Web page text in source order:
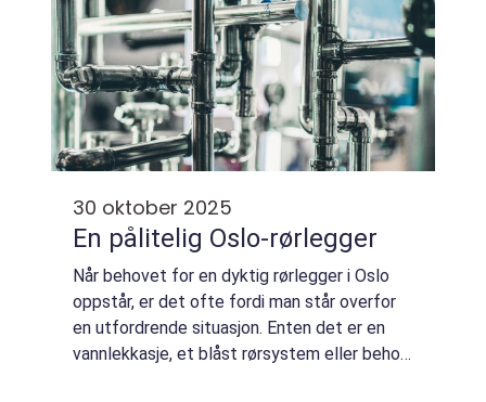
30 oktober 2025
En pålitelig Oslo-rørlegger
Når behovet for en dyktig rørlegger i Oslo
oppstår, er det ofte fordi man står overfor
en utfordrende situasjon. Enten det er en
vannlekkasje, et blåst rørsystem eller behov